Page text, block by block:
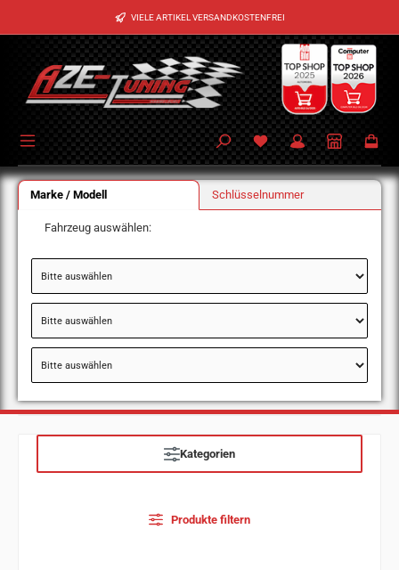
Zum Hauptinhalt springen VIELE ARTIKEL VERSANDKOSTENFREI
Marke / Modell Schlüsselnummer
Fahrzeug auswählen:
Kategorien
Produkte filtern